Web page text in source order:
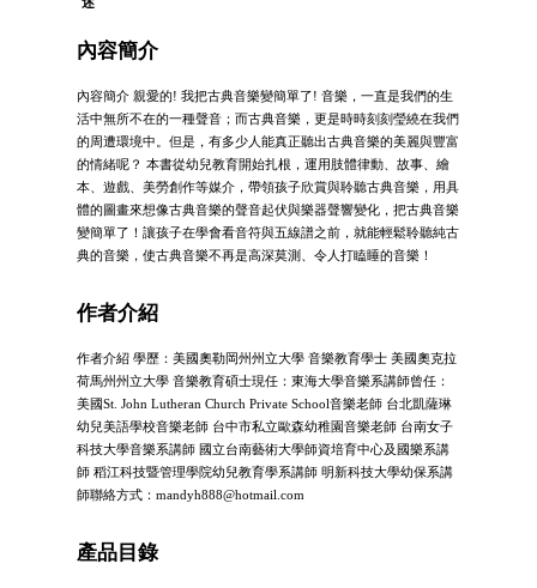
內容簡介
內容簡介 親愛的! 我把古典音樂變簡單了! 音樂，一直是我們的生
活中無所不在的一種聲音；而古典音樂，更是時時刻刻瑩繞在我們
的周遭環境中。但是，有多少人能真正聽出古典音樂的美麗與豐富
的情緒呢？ 本書從幼兒教育開始扎根，運用肢體律動、故事、繪
本、遊戲、美勞創作等媒介，帶領孩子欣賞與聆聽古典音樂，用具
體的圖畫來想像古典音樂的聲音起伏與樂器聲響變化，把古典音樂
變簡單了！讓孩子在學會看音符與五線譜之前，就能輕鬆聆聽純古
典的音樂，使古典音樂不再是高深莫測、令人打瞌睡的音樂！
作者介紹
作者介紹 學歷：美國奧勒岡州州立大學 音樂教育學士 美國奧克拉
荷馬州州立大學 音樂教育碩士現任：東海大學音樂系講師曾任：
美國St. John Lutheran Church Private School音樂老師 台北凱薩琳
幼兒美語學校音樂老師 台中市私立歐森幼稚園音樂老師 台南女子
科技大學音樂系講師 國立台南藝術大學師資培育中心及國樂系講
師 稻江科技暨管理學院幼兒教育學系講師 明新科技大學幼保系講
師聯絡方式： mandyh888@hotmail.com
產品目錄